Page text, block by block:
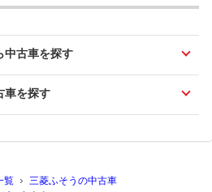
中古車を探す
車を探す
覧
三菱ふそうの中古車